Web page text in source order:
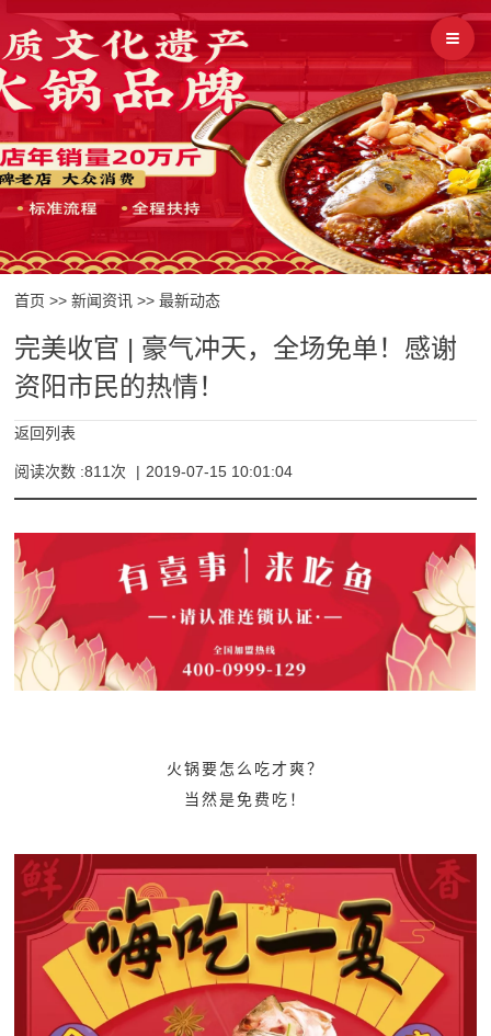
首页 >>新闻资讯 >>最新动态
完美收官 | 豪气冲天，全场免单！感谢
资阳市民的热情！
返回列表
阅读次数 :811次 | 2019-07-15 10:01:04
火锅要怎么吃才爽？
当然是免费吃！